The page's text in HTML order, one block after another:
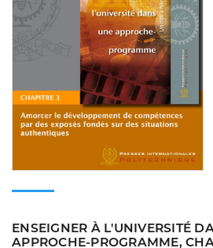
ENSEIGNER À L'UNIVERSITÉ
APPROCHE-PROGRAMME,